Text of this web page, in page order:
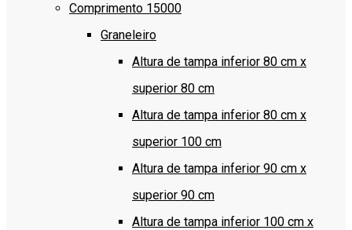
Comprimento 15000
Graneleiro
Altura de tampa inferior 80 cm x
superior 80 cm
Altura de tampa inferior 80 cm x
superior 100 cm
Altura de tampa inferior 90 cm x
superior 90 cm
Altura de tampa inferior 100 cm x